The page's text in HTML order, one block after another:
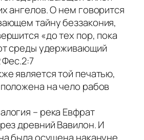
ангелов. О нем говорится
тайну беззакония,
«до тех пор, пока
среды удерживающий
Фес.2:7
является той печатью,
на чело рабов
– река Евфрат
древний Вавилон. И